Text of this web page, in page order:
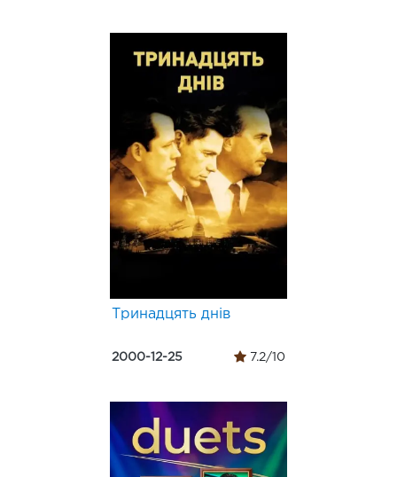
Тринадцять днів
2000-12-25 7.2/10